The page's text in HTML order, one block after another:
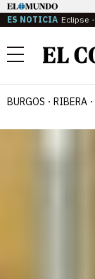
ES NOTICIA Eclipse
Menú
BURGOS RIBERA